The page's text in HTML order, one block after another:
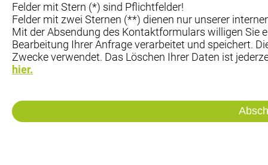
Felder mit Stern (*) sind Pflichtfelder!
Felder mit zwei Sternen (**) dienen nur unserer
Mit der Absendung des Kontaktformulars willigen Sie
Bearbeitung Ihrer Anfrage verarbeitet und speichert.
Zwecke verwendet. Das Löschen Ihrer Daten ist
hier.